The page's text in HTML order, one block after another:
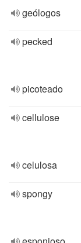
geólogos
pecked
picoteado
cellulose
celulosa
spongy